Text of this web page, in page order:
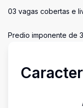
03 vagas cobertas e
Predio imponente de